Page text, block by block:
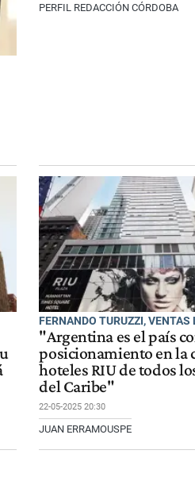
PERFIL REDACCIÓN CÓRDOBA
FERNANDO TURUZZI, VENTAS
"Argentina es el país
posicionamiento en la
hoteles RIU de todos
del Caribe"
22-05-2025 20:30
JUAN ERRAMOUSPE